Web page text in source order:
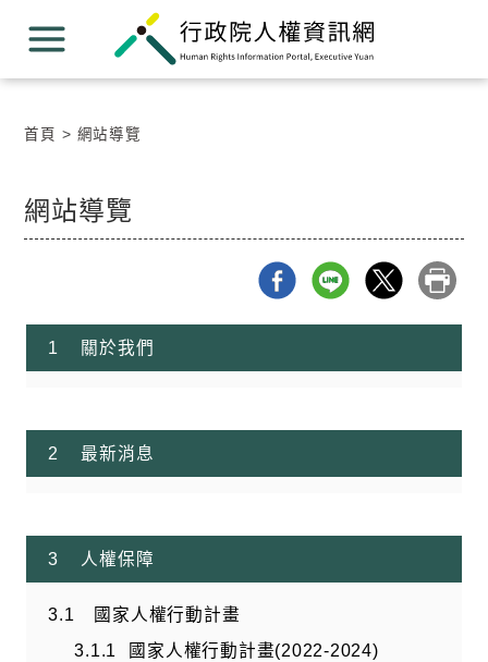
要
Center
要
首頁 網站導覽
網站導覽
關於我們
最新消息
人權保障
國家人權行動計畫
國家人權行動計畫(2022-2024)